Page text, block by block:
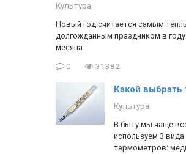
Культура
Новый год считается самым
долгожданным праздником в
месяца
0 31382
Какой выбрать
Культура
В быту мы чаще
используем 3 вида
термометров: